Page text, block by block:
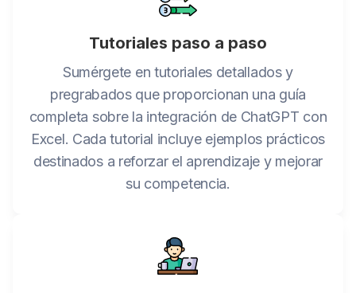
Tutoriales paso a paso
Sumérgete en tutoriales detallados y
pregrabados que proporcionan una guía
completa sobre la integración de ChatGPT con
Excel. Cada tutorial incluye ejemplos prácticos
destinados a reforzar el aprendizaje y mejorar
su competencia.